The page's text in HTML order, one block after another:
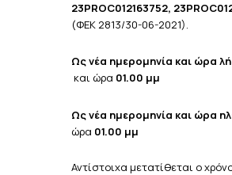
23PROC012163752,
(ΦΕΚ 2813/30-06-2021).
Ως νέα ημερομηνία και ώρα
και ώρα 01.00 μμ
Ως νέα ημερομηνία και ώρα
ώρα 01.00 μμ
Αντίστοιχα μετατίθεται ο